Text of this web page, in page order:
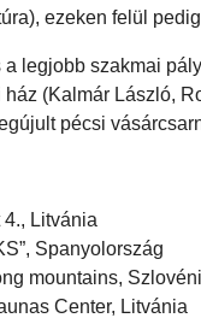
ezeken felül
legjobb szakmai
(Kalmár László,
pécsi
Litvánia
Spanyolország
mountains,
Center, Litvánia